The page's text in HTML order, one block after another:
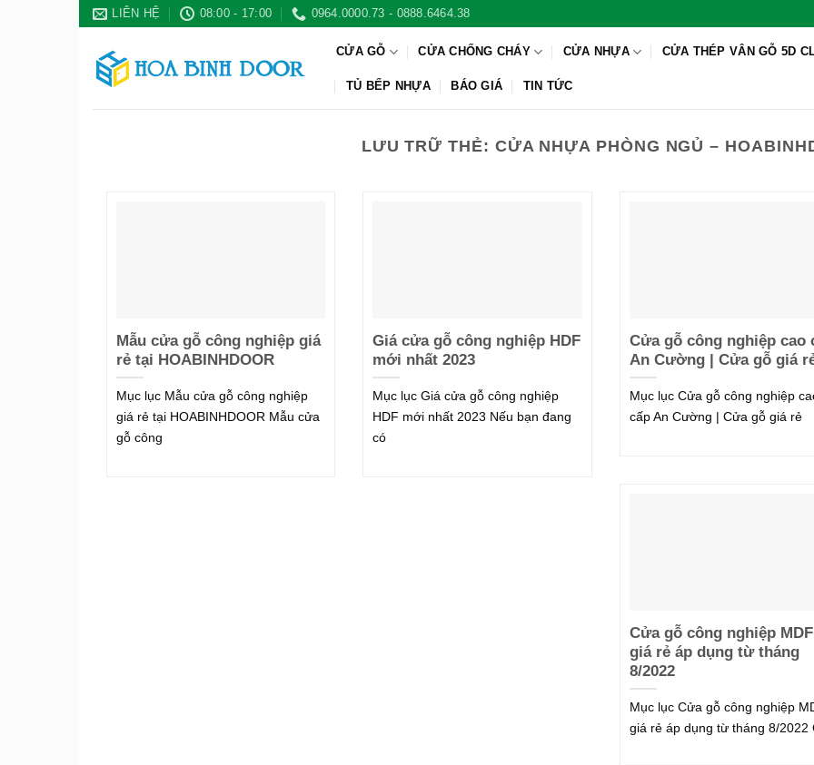
Bỏ
dung
LIÊN HỆ 08:00 - 17:00 0964.0000.73 - 0888.6464.38
CỬA GỖ CỬA CHỐNG CHÁY CỬA NHỰA CỬA THÉP VÂN GỖ 5D
TỦ BẾP NHỰA BÁO GIÁ TIN TỨC
LƯU TRỮ THẺ: CỬA NHỰA PHÒNG NGỦ –
Mẫu cửa gỗ công nghiệp giá
rẻ tại HOABINHDOOR
Mục lục Mẫu cửa gỗ công nghiệp
giá rẻ tại HOABINHDOOR Mẫu cửa
gỗ công
Giá cửa gỗ công nghiệp HDF
mới nhất 2023
Mục lục Giá cửa gỗ công nghiệp
HDF mới nhất 2023 Nếu bạn đang
có
Cửa gỗ công nghiệp cao
An Cường | Cửa gỗ giá
Mục lục Cửa gỗ công nghiệp
cấp An Cường | Cửa gỗ giá rẻ
Cửa gỗ công nghiệp MDF
giá rẻ áp dụng từ tháng
8/2022
Mục lục Cửa gỗ công nghiệp
giá rẻ áp dụng từ tháng 8/2022